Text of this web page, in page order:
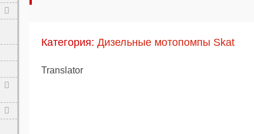
Категория: Дизельные мотопомпы Skat
Translator